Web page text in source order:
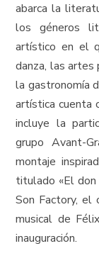
abarca la
los géneros
artístico en el
danza, las artes
la gastronomía
artística cuenta
incluye la
grupo Avant-
montaje
titulado «El don
Son Factory, el
musical de
inauguración.